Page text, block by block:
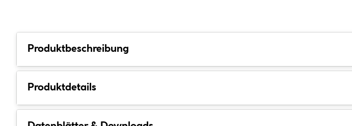
Produktbeschreibung
Produktdetails